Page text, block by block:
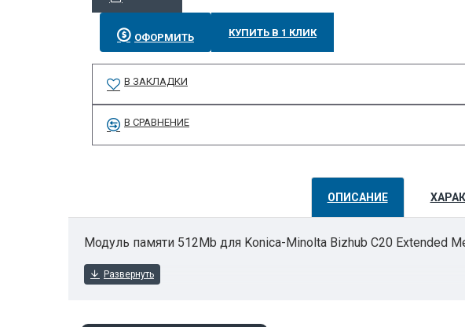
ОФОРМИТЬ КУПИТЬ В 1 КЛИК
В ЗАКЛАДКИ
В СРАВНЕНИЕ
ОПИСАНИЕ
Модуль памяти 512Mb для Konica-Minolta Bizhub C20 Extended